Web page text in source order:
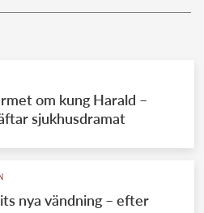
om kung Harald –
sjukhusdramat
nya vändning – efter